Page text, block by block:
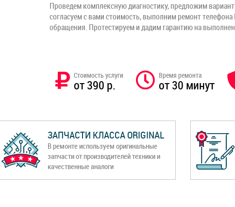
Проведем комплексную диагностику, предложим
согласуем с вами стоимость, выполним ремонт телефона
обращения. Протестируем и дадим гарантию на
Стоимость услуги
от 390 р.
Время ремонта
от 30 минут
ЗАПЧАСТИ КЛАССА ORIGINAL
В ремонте используем оригинальные
запчасти от производителей техники и
качественные аналоги